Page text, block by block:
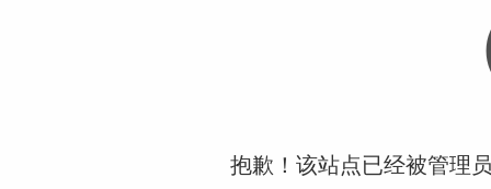
抱歉！该站点已经被管理